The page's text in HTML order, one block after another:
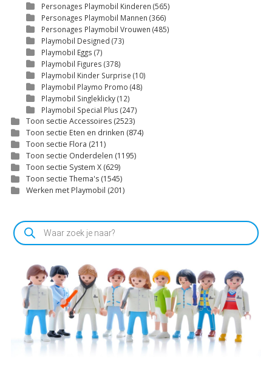
Personages Playmobil Kinderen (565)
Personages Playmobil Mannen (366)
Personages Playmobil Vrouwen (485)
Playmobil Designed (73)
Playmobil Eggs (7)
Playmobil Figures (378)
Playmobil Kinder Surprise (10)
Playmobil Playmo Promo (48)
Playmobil Singleklicky(12)
Playmobil Special Plus (247)
Toon sectie Accessoires (2523)
Toon sectie Eten en drinken (874)
Toon sectie Flora (211)
Toon sectie Onderdelen (1195)
Toon sectie System X (629)
Toon sectie Thema's (1545)
Werken met Playmobil (201)
Producten
zoeken